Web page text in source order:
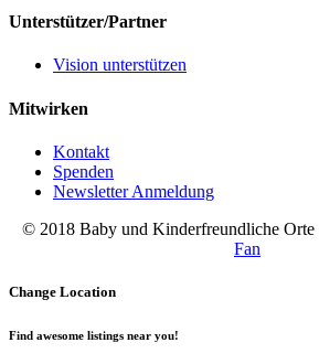
Unterstützer/Partner
Vision unterstützen
Mitwirken
Kontakt
Spenden
Newsletter Anmeldung
© 2018 Baby und Kinderfreundliche Orte
Fan
Change Location
Find awesome listings near you!